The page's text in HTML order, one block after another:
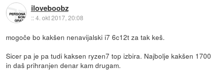
iloveboobz
::4. okt 2017, 20:08
mogoče bo kakšen nenavijalski i7 6c12t za tak keš.
Sicer pa je pa tudi kaksen ryzen7 top izbira. Najbolje kakšen 1700
in daš prihranjen denar kam drugam.